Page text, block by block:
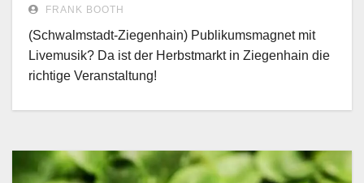
FRANK BOOTH
(Schwalmstadt-Ziegenhain) Publikumsmagnet mit
Livemusik? Da ist der Herbstmarkt in Ziegenhain die
richtige Veranstaltung!